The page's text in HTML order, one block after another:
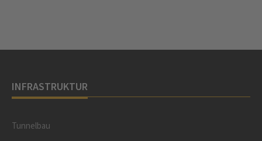
INFRASTRUKTUR
Tunnelbau